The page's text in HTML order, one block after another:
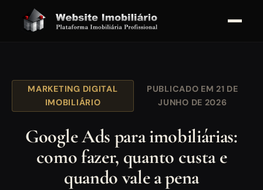
MARKETING DIGITAL
IMOBILIÁRIO
PUBLICADO EM 21 DE
JUNHO DE 2026
Google Ads para imobiliárias:
como fazer, quanto custa e
quando vale a pena